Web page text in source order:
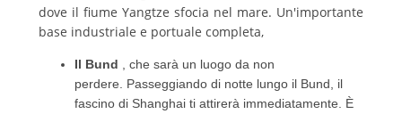
dove il fiume Yangtze sfocia nel mare. Un'importante
base industriale e portuale completa,
Il Bund
che sarà un luogo da non
perdere. Passeggiando di notte lungo il Bund, il
fascino di Shanghai ti attirerà immediatamente. È